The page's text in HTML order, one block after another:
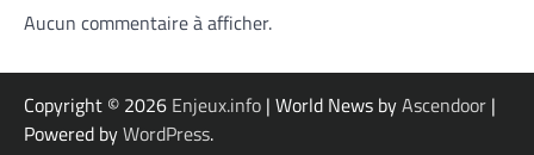
Aucun commentaire à afficher.
Copyright © 2026 Enjeux.info | World News byAscendoor |
Powered byWordPress.